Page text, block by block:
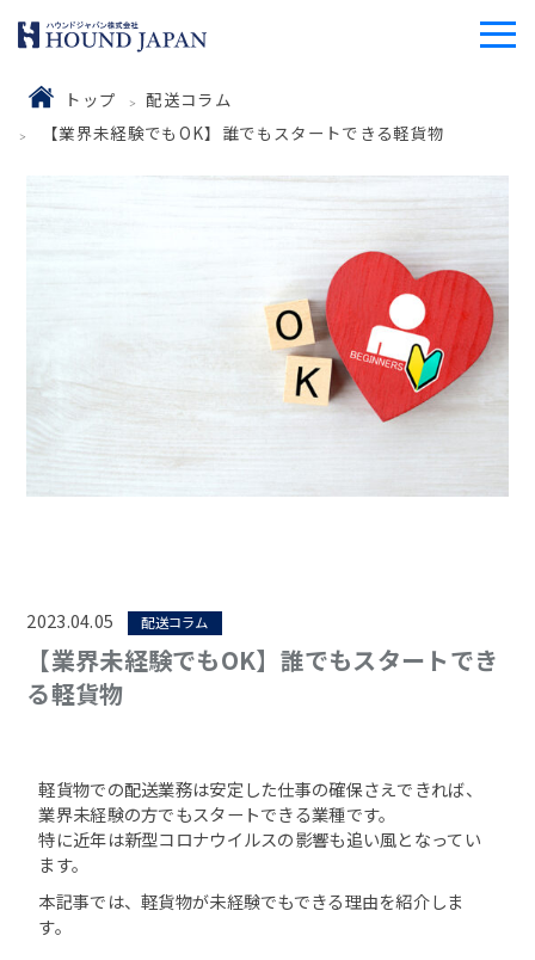
トップ
配送コラム
【業界未経験でもOK】誰でもスタートできる軽貨物
2023.04.05 配送コラム
【業界未経験でもOK】誰でもスタートでき
る軽貨物
軽貨物での配送業務は安定した仕事の確保さえできれば、
業界未経験の方でもスタートできる業種です。
特に近年は新型コロナウイルスの影響も追い風となってい
ます。
本記事では、軽貨物が未経験でもできる理由を紹介しま
す。